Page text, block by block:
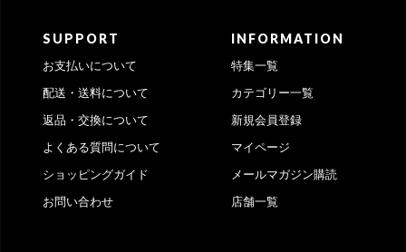
SUPPORT
お支払いについて
配送・送料について
返品・交換について
よくある質問について
ショッピングガイド
お問い合わせ
INFORMATION
特集一覧
カテゴリー一覧
新規会員登録
マイページ
メールマガジン購読
店舗一覧